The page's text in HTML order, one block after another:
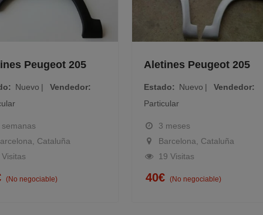
Peugeot 205
Nuevo
Vendedor
Cataluña
negociable)
Aletines Peugeot 205
Estado Nuevo
Vendedor
Particular
3 meses
Barcelona, Cataluña
19 Visitas
40€ (No negociable)